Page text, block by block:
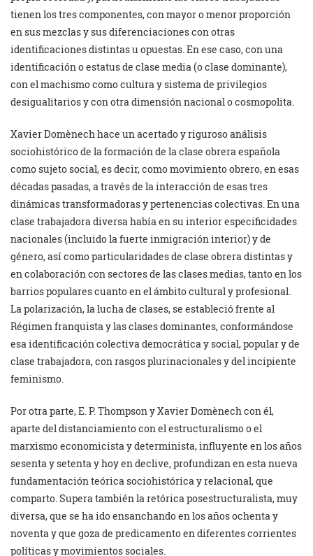
tienen los tres componentes, con mayor o menor proporción
en sus mezclas y sus diferenciaciones con otras
identificaciones distintas u opuestas. En ese caso, con una
identificación o estatus de clase media (o clase dominante),
con el machismo como cultura y sistema de privilegios
desigualitarios y con otra dimensión nacional o cosmopolita.
Xavier Domènech hace un acertado y riguroso análisis
sociohistórico de la formación de la clase obrera española
como sujeto social, es decir, como movimiento obrero, en esas
décadas pasadas, a través de la interacción de esas tres
dinámicas transformadoras y pertenencias colectivas. En una
clase trabajadora diversa había en su interior especificidades
nacionales (incluido la fuerte inmigración interior) y de
género, así como particularidades de clase obrera distintas y
en colaboración con sectores de las clases medias, tanto en los
barrios populares cuanto en el ámbito cultural y profesional.
La polarización, la lucha de clases, se estableció frente al
Régimen franquista y las clases dominantes, conformándose
esa identificación colectiva democrática y social, popular y de
clase trabajadora, con rasgos plurinacionales y del incipiente
feminismo.
Por otra parte, E. P. Thompson y Xavier Domènech con él,
aparte del distanciamiento con el estructuralismo o el
marxismo economicista y determinista, influyente en los años
sesenta y setenta y hoy en declive, profundizan en esta nueva
fundamentación teórica sociohistórica y relacional, que
comparto. Supera también la retórica posestructuralista, muy
diversa, que se ha ido ensanchando en los años ochenta y
noventa y que goza de predicamento en diferentes corrientes
políticas y movimientos sociales.